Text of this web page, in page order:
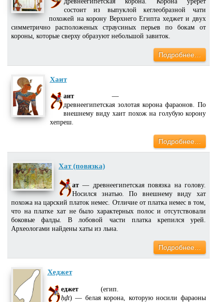
состоит из выпуклой кеглеобразной чати
похожей на корону Верхнего Египта хеджет и двух
симметрично расположеных страусиных перьев по бокам от
короны, которые сверху образуют небольшой завиток.
Подробнее…
Хаит
аит—
древнеегипетская золотая корона фараонов. По
внешнему виду хаит похож на голубую корону
хепреш.
Подробнее…
Хат (повязка)
ат — древнеегипетская повязка на голову.
Носился знатью. По внешнему виду хат
похожа на царский платок немес. Отличие от платка немес в том,
что на платке хат не было характерных полос и отсутствовали
боковые фалды. В лобовой части платка крепился урей.
Археологами найдены хаты из льна.
Подробнее…
Хеджет
еджет(егип.
ḥḏt) — белая корона, которую носили фараоны